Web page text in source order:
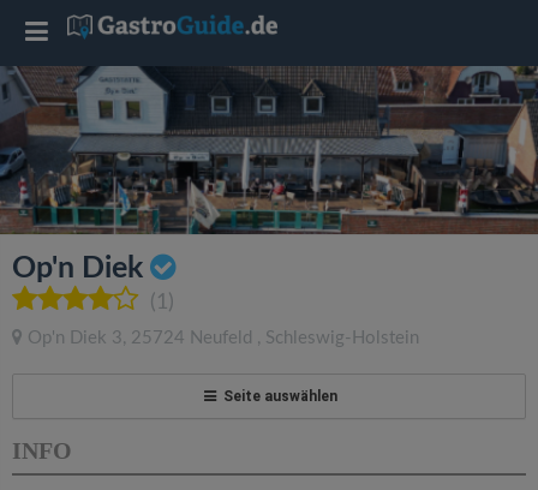
Op'n Diek
(1)
Op'n Diek 3, 25724 Neufeld , Schleswig-Holstein
Seite auswählen
INFO
T
o
g
l
e
a